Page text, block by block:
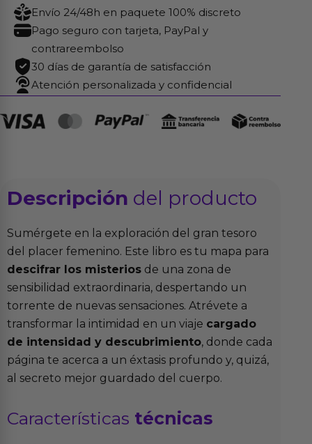
cantidad
Envío 24/48h en paquete 100% discreto
Pago seguro con tarjeta, PayPal y
contrareembolso
30 días de garantía de satisfacción
Atención personalizada y confidencial
Descripción del producto
Sumérgete en la exploración del gran tesoro
del placer femenino. Este libro es tu mapa para
descifrar los misterios de una zona de
sensibilidad extraordinaria, despertando un
torrente de nuevas sensaciones. Atrévete a
transformar la intimidad en un viaje cargado
de intensidad y descubrimiento, donde cada
página te acerca a un éxtasis profundo y, quizá,
al secreto mejor guardado del cuerpo.
Características técnicas